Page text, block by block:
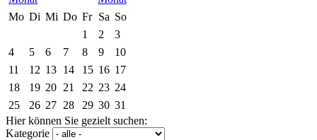
Mo Di Mi Do Fr Sa So
1
2
3
4
5 6 7 8 9
10
11
12 13 14 15 16 17
18
19 20 21 22 23 24
25
26 27 28 29 30 31
Hier können Sie gezielt suchen:
Kategorie